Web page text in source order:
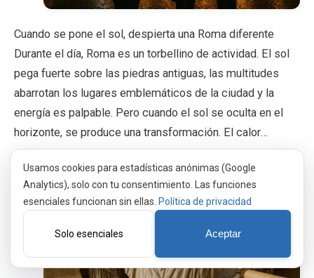
Cuando se pone el sol, despierta una Roma diferente
Durante el día, Roma es un torbellino de actividad. El sol
pega fuerte sobre las piedras antiguas, las multitudes
abarrotan los lugares emblemáticos de la ciudad y la
energía es palpable. Pero cuando el sol se oculta en el
horizonte, se produce una transformación. El calor…
Usamos cookies para estadísticas anónimas (Google
Analytics), solo con tu consentimiento. Las funciones
esenciales funcionan sin ellas. Política de privacidad
Solo esenciales Aceptar